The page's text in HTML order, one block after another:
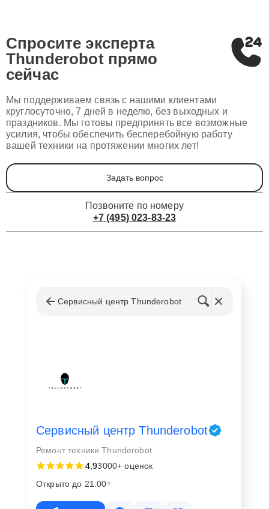
Спросите эксперта
Thunderobot прямо
сейчас
Мы поддерживаем связь с нашими клиентами
круглосуточно, 7 дней в неделю, без выходных и
праздников. Мы готовы предпринять все возможные
усилия, чтобы обеспечить бесперебойную работу
вашей техники на протяжении многих лет!
Задать вопрос
Позвоните по номеру
+7 (495) 023-83-23
Сервисный центр Thunderobot
Сервисный центр Thunderobot
Ремонт техники Thunderobot
4,93000+ оценок
Открыто до 21:00